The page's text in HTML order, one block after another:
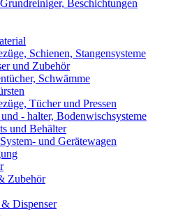
Beschichtungen
Schienen, Stangensysteme
und Zubehör
Schwämme
Tücher und Pressen
- halter, Bodenwischsysteme
und Behälter
und Gerätewagen
Zubehör
Dispenser